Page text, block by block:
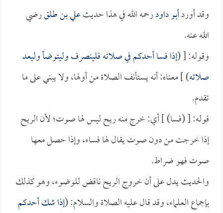
وقد أوردأبو داودرحمه الله في هذا حديثعلي بن طلقرضي
الله عنه.
وقوله: [ (إذا فسا أحدكم في صلاته فلينصرف وليتوضأ وليعد
صلاته) ] معناه: أنه يستأنف الصلاة من أولها، ولا يبني على ما
تقدم.
قوله: [ (فسا) ] أي: خرج منه ريح ليس لها صوت؛ لأن الريح
إذا خرجت من دون صوت يقال لها فساء، وإذا حصل معها
صوت فهو ضراط.
والحديث يدل على أن خروج الريح ناقض للوضوء، وهو كذلك
بإجماع العلماء، وقد قال عليه الصلاة والسلام: (إذا شك أحدكم